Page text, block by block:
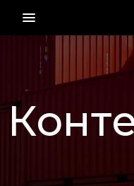
menu_vert
НАЗАД